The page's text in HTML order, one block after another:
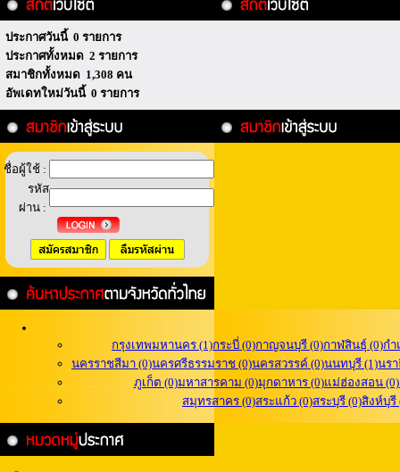
ประกาศวันนี้ 0 รายการ
ประกาศทั้งหมด 2 รายการ
สมาชิกทั้งหมด 1,308 คน
อัพเดทใหม่วันนี้ 0 รายการ
ชื่อผู้ใช้ :
รหัส
ผ่าน :
กรุงเทพมหานคร (1)กระบี่ (0)กาญจนบุรี (0)กาฬสินธุ์ (0)กำ
นครราชสีมา (0)นครศรีธรรมราช (0)นครสวรรค์ (0)นนทบุรี (1)นรา
ภูเก็ต (0)มหาสารคาม (0)มุกดาหาร (0)แม่ฮ่องสอน (0)
สมุทรสาคร (0)สระแก้ว (0)สระบุรี (0)สิงห์บุรี